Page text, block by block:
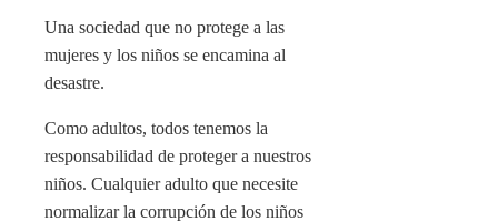
Una sociedad que no protege a las
mujeres y los niños se encamina al
desastre.
Como adultos, todos tenemos la
responsabilidad de proteger a nuestros
niños. Cualquier adulto que necesite
normalizar la corrupción de los niños